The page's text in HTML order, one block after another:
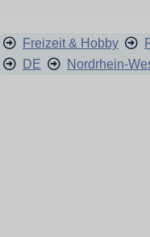
Freizeit & Hobby
DE
Nordrhein-